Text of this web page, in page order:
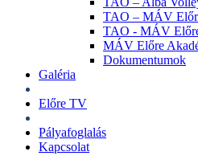
TAO – MÁV
TAO - MÁV
MÁV Előre
Dokumentumok
Galéria
Előre TV
Pályafoglalás
Kapcsolat